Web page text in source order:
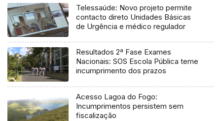
Telessaúde: Novo projeto permite
contacto direto Unidades Básicas
de Urgência e médico regulador
Resultados 2ª Fase Exames
Nacionais: SOS Escola Pública teme
incumprimento dos prazos
Acesso Lagoa do Fogo:
Incumprimentos persistem sem
fiscalização